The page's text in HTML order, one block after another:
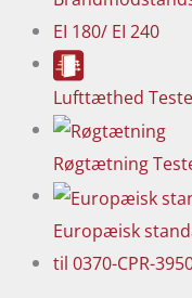
EI 180/ EI 240
Lufttæthed
Røgtætning
Europæisk
til 0370-CPR-